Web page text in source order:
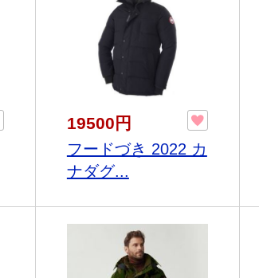
19500円
フードづき 2022 カ
ナダグ...